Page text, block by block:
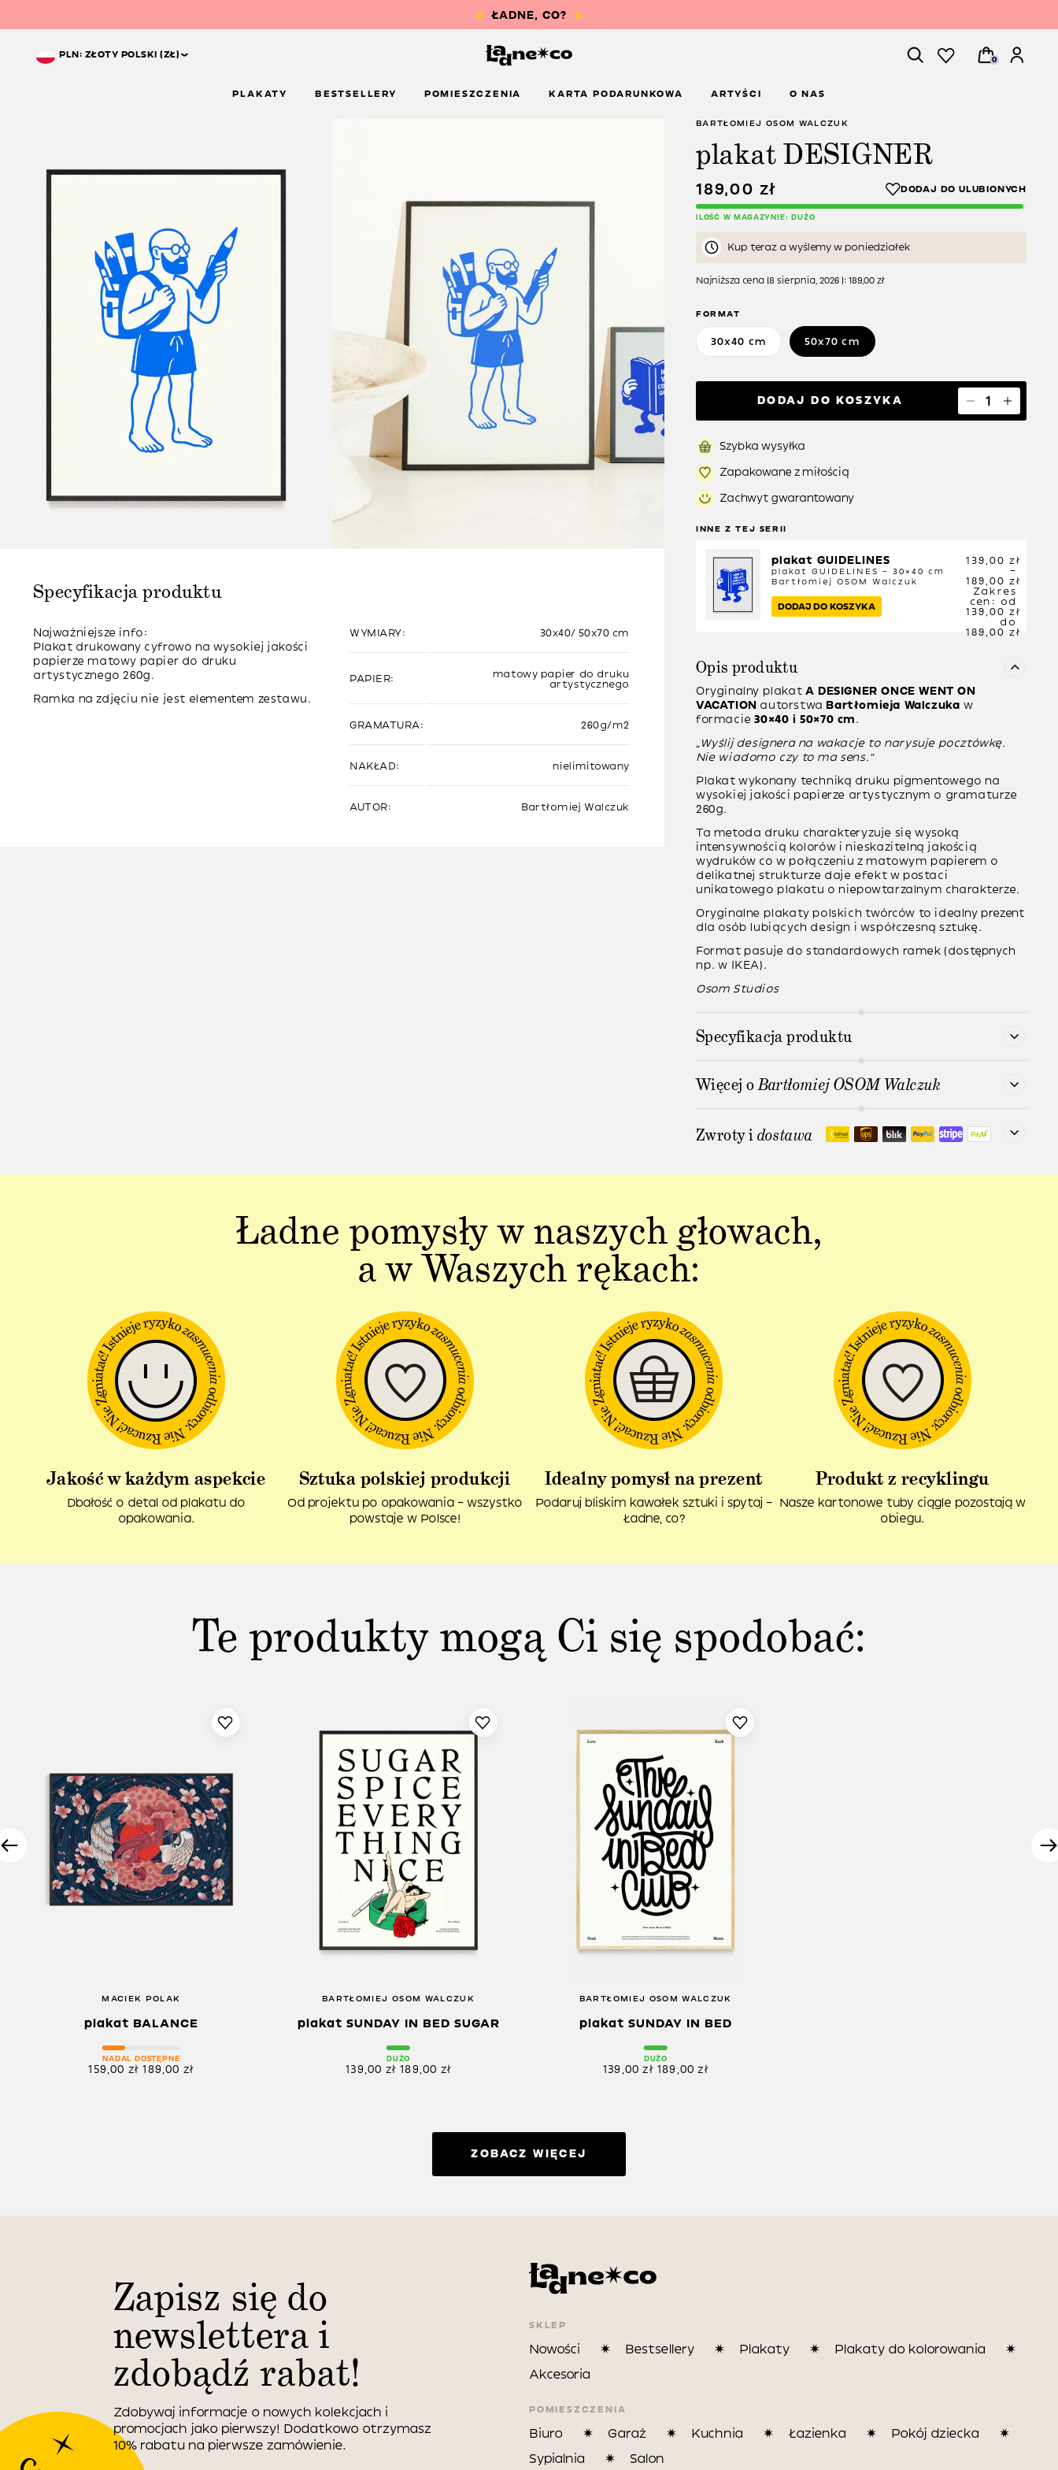
PLN: ZŁOTY POLSKI (ZŁ)^
0
PLAKATY BESTSELLERY POMIESZCZENIA KARTA PODARUNKOWA ARTYŚCI O NAS
Specyfikacja produktu
Najważniejsze info:
Plakat drukowany cyfrowo na wysokiej jakości
papierze matowy papier do druku
artystycznego 260g.
Ramka na zdjęciu nie jest elementem zestawu.
WYMIARY: 30x40/ 50x70 cm
PAPIER:
matowy papier do druku
artystycznego
GRAMATURA: 260g/m2
NAKŁAD: nielimitowany
AUTOR: Bartłomiej Walczuk
BARTŁOMIEJ OSOM WALCZUK
plakat DESIGNER
189,00 zł
ILOŚĆ W MAGAZYNIE: DUŻO
Kup teraz a wyślemy w poniedziałek
Najniższa cena (8 sierpnia, 2026 ): 189,00 zł
FORMAT
30x40 cm 50x70 cm
DODAJ DO KOSZYKA
Szybka wysyłka
Zapakowane z miłością
Zachwyt gwarantowany
INNE Z TEJ SERII
plakat GUIDELINES
plakat GUIDELINES – 30×40 cm
Bartłomiej OSOM Walczuk
139,00 zł
–
189,00 zł
Zakres
cen: od
139,00 zł
do
189,00 zł
DODAJ DO KOSZYKA
Opis produktu
Oryginalny plakat A DESIGNER ONCE WENT ON
VACATION autorstwa Bartłomieja Walczukaw
formacie30×40 i 50×70 cm .
“Wyślij designera na wakacje to narysuje pocztówkę.
Nie wiadomo czy to ma sens.”
Plakat wykonany techniką druku pigmentowego na
wysokiej jakości papierze artystycznym o gramaturze
260g.
Ta metoda druku charakteryzuje się wysoką
intensywnością kolorów i nieskazitelną jakością
wydruków co w połączeniu z matowym papierem o
delikatnej strukturze daje efekt w postaci
unikatowego plakatu o niepowtarzalnym charakterze.
Oryginalne plakaty polskich twórców to idealny prezent
dla osób lubiących design i współczesną sztukę.
Format pasuje do standardowych ramek (dostępnych
np. w IKEA).
Osom Studios
Specyfikacja produktu
Więcej oBartłomiej OSOM Walczuk
Zwroty idostawa
Ładne pomysły w naszych głowach,
a w Waszych rękach:
Jakość w każdym aspekcie
Dbałość o detal od plakatu do
opakowania.
Sztuka polskiej produkcji
Od projektu po opakowania – wszystko
powstaje w Polsce!
Idealny pomysł na prezent
Podaruj bliskim kawałek sztuki i spytaj –
Ładne, co?
Produkt z recyklingu
Nasze kartonowe tuby ciągle pozostają w
obiegu.
Te produkty mogą Ci się spodobać:
MACIEK POLAK
plakat BALANCE
NADAL DOSTĘPNE
159,00 zł 189,00 zł
BARTŁOMIEJ OSOM WALCZUK
plakat SUNDAY IN BED SUGAR
DUŻO
139,00 zł 189,00 zł
BARTŁOMIEJ OSOM WALCZUK
plakat SUNDAY IN BED
DUŻO
139,00zł 189,00zł
ZOBACZ WIĘCEJ
Zapisz się do
newslettera i
zdobądź rabat!
Zdobywaj informacje o nowych kolekcjach i
promocjach jako pierwszy! Dodatkowo otrzymasz
10% rabatu na pierwsze zamówienie.
SKLEP
Nowości Bestsellery Plakaty
Plakaty do kolorowania
Akcesoria
POMIESZCZENIA
Biuro Garaż Kuchnia Łazienka
Pokój dziecka
Sypialnia
Salon